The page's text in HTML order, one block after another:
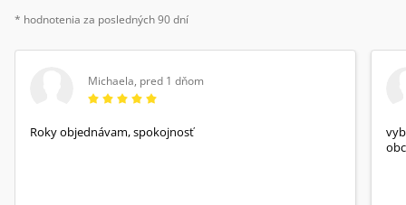
* hodnotenia za posledných 90 dní
Michaela, pred 1 dňom
Roky objednávam, spokojnosť